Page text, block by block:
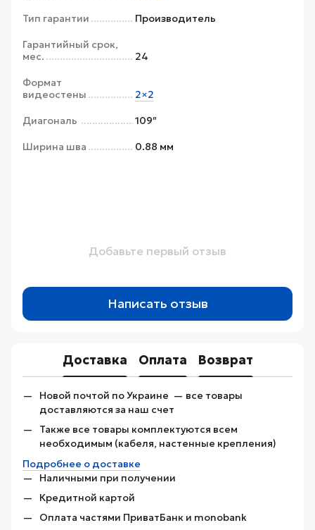
Тип гарантии Производитель
Гарантийный срок,
мес.
24
Формат
видеостены
2×2
Диагональ 109″
Ширина шва 0.88 мм
Добавьте первый отзыв
Написать отзыв
Доставка Оплата Возврат
Новой почтой по Украине — все товары
доставляются за наш счет
Также все товары комплектуются всем
необходимым (кабеля, настенные крепления)
Подробнее о доставке
Наличными при получении
Кредитной картой
Оплата частями ПриватБанк и monobank